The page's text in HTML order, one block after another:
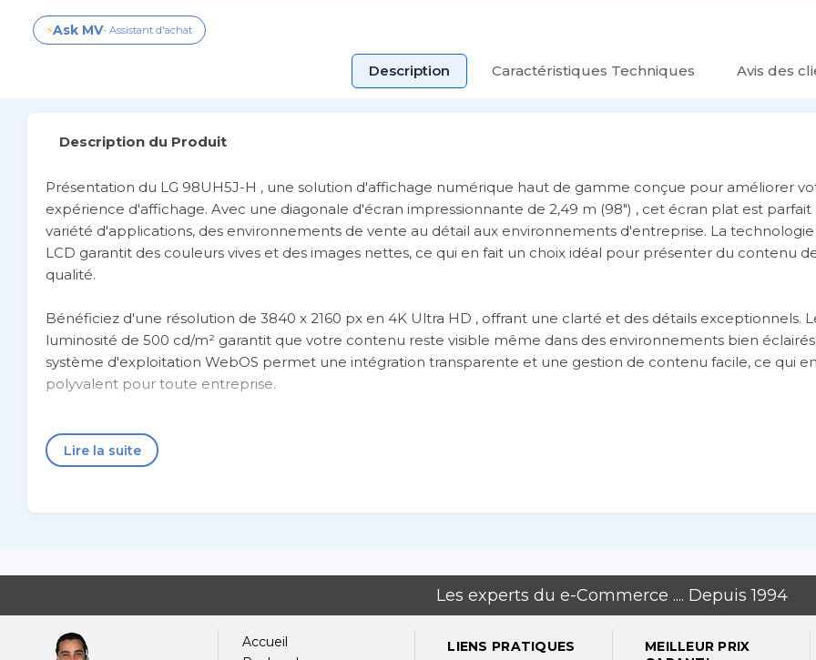
⚡Ask MV- Assistant d'achat
Description Caractéristiques Techniques Avis des
Description du Produit
Présentation du LG 98UH5J-H , une solution d'affichage numérique haut de gamme conçue pour améliorer
expérience d'affichage. Avec une diagonale d'écran impressionnante de 2,49 m (98") , cet écran plat est
variété d'applications, des environnements de vente au détail aux environnements d'entreprise. La
LCD garantit des couleurs vives et des images nettes, ce qui en fait un choix idéal pour présenter du contenu
qualité.
Bénéficiez d'une résolution de 3840 x 2160 px en 4K Ultra HD , offrant une clarté et des détails exceptionnels.
luminosité de 500 cd/m² garantit que votre contenu reste visible même dans des environnements bien
système d'exploitation WebOS permet une intégration transparente et une gestion de contenu facile, ce qui
polyvalent pour toute entreprise.
garantissant fiabilité et performances à tout moment. Grâce au Wi-Fi intégré , la connectivité est sans effort,
de mettre à jour et de gérer votre contenu à distance. La couleur noire élégante ajoute une touche moderne à
Rétroéclairage LED
Direct-LED
Taille de l'écran
2,49 m (98")
Lire la suite
Les experts du e-Commerce .... Depuis 1994
Accueil
LIENS PRATIQUES
MEILLEUR PRIX